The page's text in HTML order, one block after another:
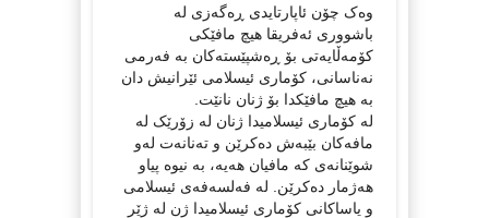
وەک چۆن ئاپارتایدی ڕەگەزی لە
باشووری ئەفریقا هیچ مافێکی
کۆمەڵایەتی بۆ ڕەشپێستەکان بە فەرمی
نەناسانی، کۆماری ئیسلامی ئێرانیش دان
بە هیچ مافێکدا بۆ ژنان نانێت.
لە کۆماری ئیسلامیدا ژنان لە زۆرێک لە
مافەکان بێبەش دەکرێن و تەنانەت لەو
شوێنانەی کە مافیان هەیە، بە نیوە پیاو
هەژمار دەکرێن. لە فەلسەفەی ئیسلامی
و یاساکانی کۆماری ئیسلامیدا ژن لە ژێر